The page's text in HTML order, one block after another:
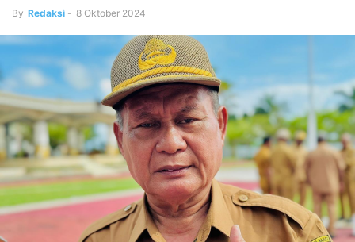
By Redaksi - 8 Oktober 2024